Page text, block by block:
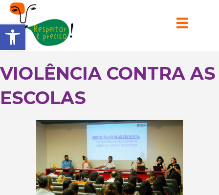
Barra de Ferramentas Aberta
VIOLÊNCIA CONTRA AS
ESCOLAS